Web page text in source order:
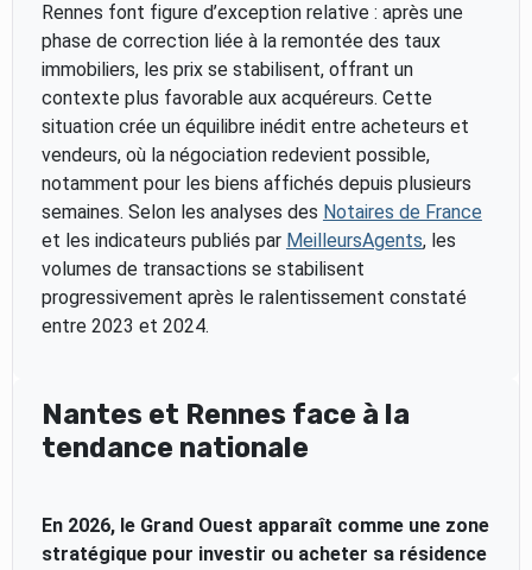
Rennes font figure d’exception relative : après une
phase de correction liée à la remontée des taux
immobiliers, les prix se stabilisent, offrant un
contexte plus favorable aux acquéreurs. Cette
situation crée un équilibre inédit entre acheteurs et
vendeurs, où la négociation redevient possible,
notamment pour les biens affichés depuis plusieurs
semaines. Selon les analyses des Notaires de France
et les indicateurs publiés par MeilleursAgents, les
volumes de transactions se stabilisent
progressivement après le ralentissement constaté
entre 2023 et 2024.
Nantes et Rennes face à la
tendance nationale
En 2026, le Grand Ouest apparaît comme une zone
stratégique pour investir ou acheter sa résidence